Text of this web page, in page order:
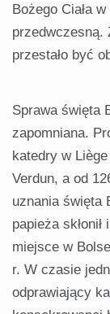
Bożego Ciała
przedwczesną.
przestało być
Sprawa święta
zapomniana.
katedry w
Verdun, a od
uznania święta
papieża
miejsce w
r. W czasie
odprawiający